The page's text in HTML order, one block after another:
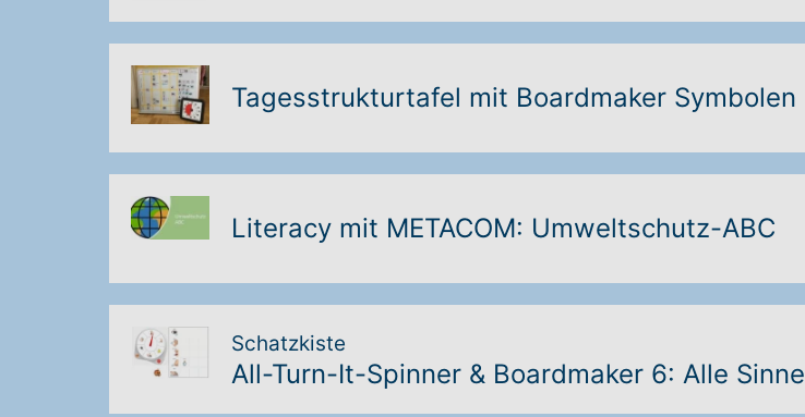
Tagesstrukturtafel mit Boardmaker Symbolen
Literacy mit METACOM: Umweltschutz-ABC
Schatzkiste
All-Turn-It-Spinner & Boardmaker 6: Alle Sinne